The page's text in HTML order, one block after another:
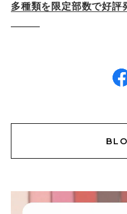
多種類を限定部数で好評
———